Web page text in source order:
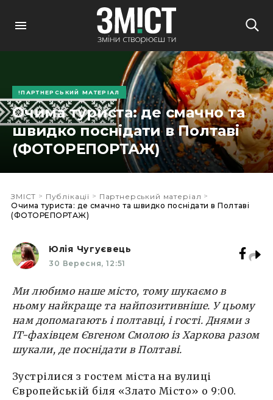
ПАРТНЕРСЬКИЙ МАТЕРІАЛ
Очима туриста: де смачно та
швидко поснідати в Полтаві
(ФОТОРЕПОРТАЖ)
ЗМІСТ > Публікації > Партнерський матеріал >
Очима туриста: де смачно та швидко поснідати в Полтаві
(ФОТОРЕПОРТАЖ)
Юлія Чугуєвець
30 Вересня, 12:51
Ми любимо наше місто, тому шукаємо в
ньому найкраще та найпозитивніше. У цьому
нам допомагають і полтавці, і гості. Днями з
IT-фахівцем Євгеном Смолою із Харкова разом
шукали, де поснідати в Полтаві.
Зустрілися з гостем міста на вулиці
Європейській біля «Злато Місто» о 9:00.